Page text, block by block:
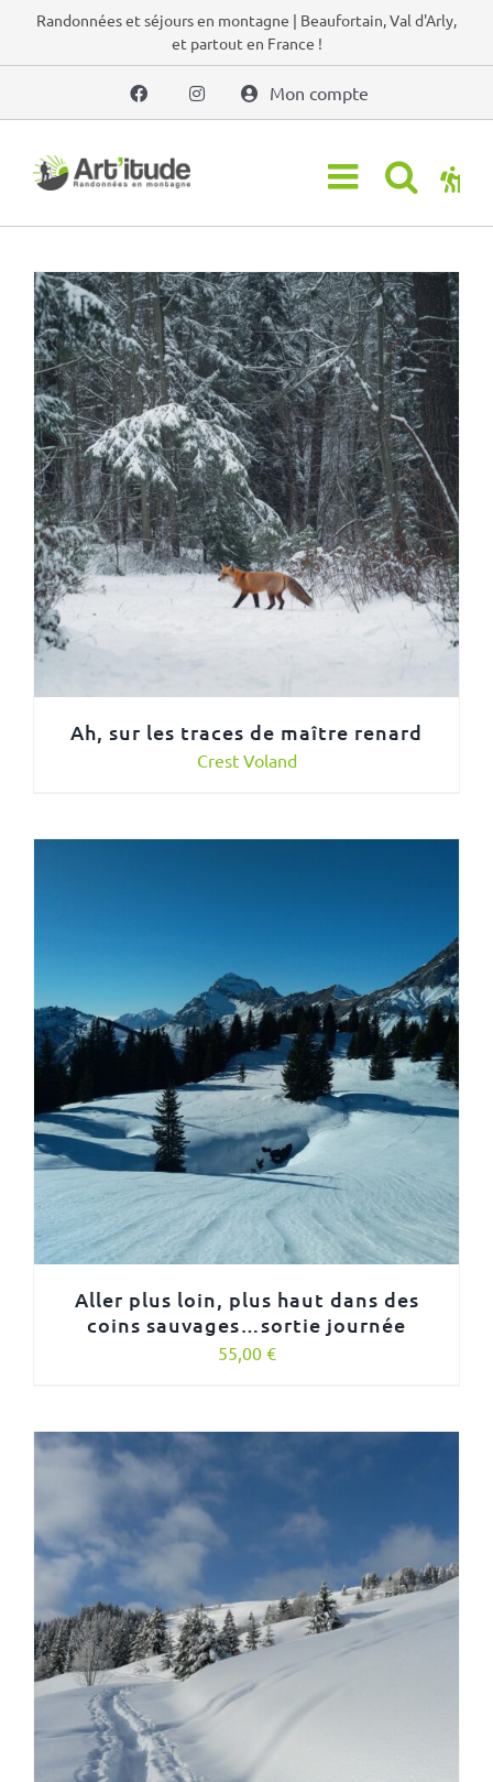
PasserRandonnées et séjours en montagne | Beaufortain, Val d'Arly,
et partout en France !
Mon compte
Ah, sur les traces de maître renard
Crest Voland
Aller plus loin, plus haut dans des
coins sauvages…sortie journée
55,00 €